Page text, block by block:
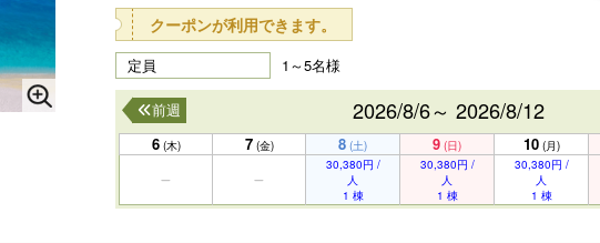
クーポンが利用できます。
定員 1～5名様
2026/8/6～ 2026/8/12
前週
6 (木) 7 (金) 8 (土) 9 (日) 10 (月)
30,380円 /
人
1 棟
30,380円 /
人
1 棟
30,380円 /
人
1 棟